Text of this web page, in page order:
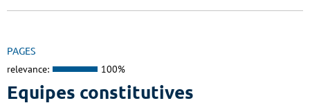
PAGES
relevance: 100%
Equipes constitutives